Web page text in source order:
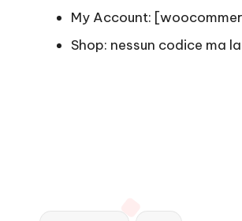
My Account:
Shop: nessun codice ma